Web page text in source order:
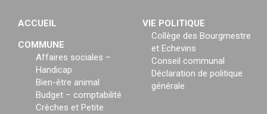
ACCUEIL
COMMUNE
Affaires sociales –
Handicap
Bien-être animal
Budget – comptabilité
Crèches et Petite
VIE POLITIQUE
Collège des Bourgmestre
et Echevins
Conseil communal
Déclaration de politique
générale